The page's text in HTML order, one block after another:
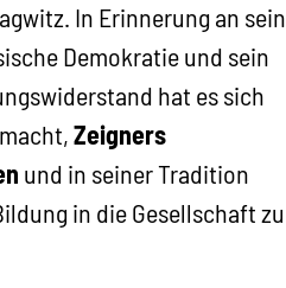
In Erinnerung an sein
Demokratie und sein
hat es sich
Zeigners
und in seiner Tradition
in die Gesellschaft zu